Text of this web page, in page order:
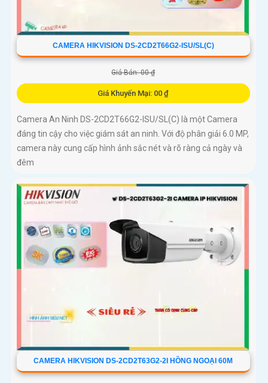
CAMERA HIKVISION DS-2CD2T66G2-ISU/SL(C)
Giá Bán: 00 ₫
Giá Khuyến Mại: 00 ₫
Camera An Ninh DS-2CD2T66G2-ISU/SL(C) là một Camera
đáng tin cậy cho việc giám sát an ninh. Với độ phân giải 6.0 MP,
camera này cung cấp hình ảnh sắc nét và rõ ràng cả ngày và
đêm
CAMERA HIKVISION DS-2CD2T63G2-2I HỒNG NGOẠI 60M